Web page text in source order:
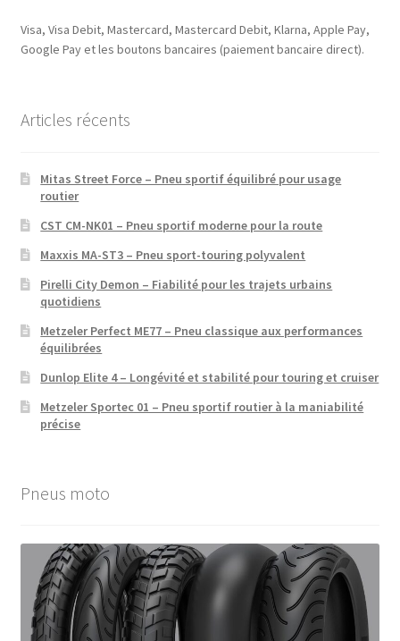
Visa, Visa Debit, Mastercard, Mastercard Debit, Klarna, Apple Pay,
Google Pay et les boutons bancaires (paiement bancaire direct).
Articles récents
Mitas Street Force – Pneu sportif équilibré pour usage
routier
CST CM-NK01 – Pneu sportif moderne pour la route
Maxxis MA-ST3 – Pneu sport-touring polyvalent
Pirelli City Demon – Fiabilité pour les trajets urbains
quotidiens
Metzeler Perfect ME77 – Pneu classique aux performances
équilibrées
Dunlop Elite 4 – Longévité et stabilité pour touring et cruiser
Metzeler Sportec 01 – Pneu sportif routier à la maniabilité
précise
Pneus moto